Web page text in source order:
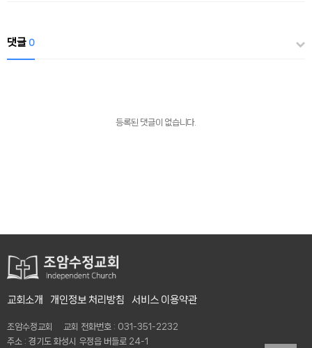
댓글 0
등록된 댓글이 없습니다.
교회소개 개인정보 처리방침 서비스 이용약관
조암수정교회 교회 전화번호 : 031-351-2232
주소 : 경기도 화성시 우정읍 버들로 24-1